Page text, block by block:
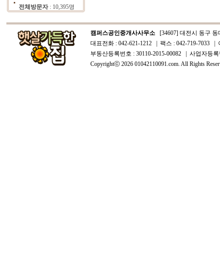
전체방문자: 10,395명
캠퍼스공인중개사사무소 [34607] 대전시 동구 동
대표전화 : 042-621-1212 | 팩스 : 042-719-7033 |
부동산등록번호 : 30110-2015-00082 | 사업자등
Copyrightⓒ 2026 01042110091.com. All Rights